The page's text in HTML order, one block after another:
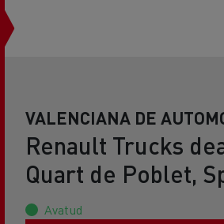
VALENCIANA DE
Renault Trucks
Quart de Poblet,
Avatud